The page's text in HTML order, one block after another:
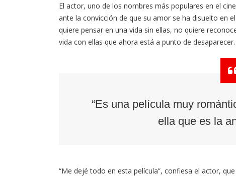
El actor, uno de los nombres más populares en el
ante la convicción de que su amor se ha disuelto en
quiere pensar en una vida sin ellas, no quiere
vida con ellas que ahora está a punto de desaparecer.
“Es una película muy
ella que es la
“Me dejé todo en esta película”, confiesa el actor,